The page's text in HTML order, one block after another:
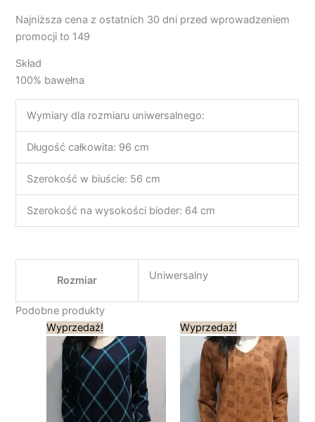
Najniższa cena z ostatnich 30 dni przed wprowadzeniem
promocji to 149
Skład
100% bawełna
Wymiary dla rozmiaru uniwersalnego:
Długość całkowita: 96 cm
Szerokość w biuście: 56 cm
Szerokość na wysokości bioder: 64 cm
Rozmiar Uniwersalny
Podobne produkty
Wyprzedaż!Pierwotna
cena
wynosiła:
189,00 zł.
cena
wynosi:
95,00 zł.
Wyprzedaż!Pierwotna
cena
wynosiła:
189,00 zł.
cena
wynosi:
95,00 zł.